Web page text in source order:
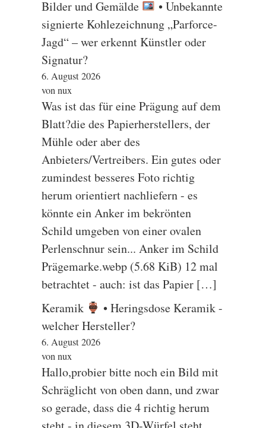
Bilder und Gemälde
• Unbekannte
signierte Kohlezeichnung „Parforce-
Jagd“ – wer erkennt Künstler oder
Signatur?
6. August 2026
von nux
Was ist das für eine Prägung auf dem
Blatt?die des Papierherstellers, der
Mühle oder aber des
Anbieters/Vertreibers. Ein gutes oder
zumindest besseres Foto richtig
herum orientiert nachliefern - es
könnte ein Anker im bekrönten
Schild umgeben von einer ovalen
Perlenschnur sein... Anker im Schild
Prägemarke.webp (5.68 KiB) 12 mal
betrachtet - auch: ist das Papier […]
Keramik
• Heringsdose Keramik -
welcher Hersteller?
6. August 2026
von nux
Hallo,probier bitte noch ein Bild mit
Schräglicht von oben dann, und zwar
so gerade, dass die 4 richtig herum